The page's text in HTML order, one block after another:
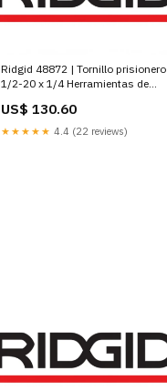
Ridgid 48872 | Tornillo prisionero
1/2-20 x 1/4 Herramientas de
US$ 130.60
★★★★★ 4.4 (22 reviews)